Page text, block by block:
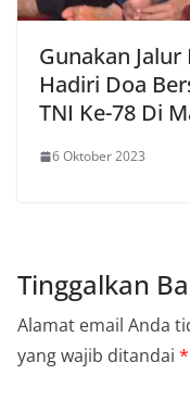
Gunakan
Hadiri Doa
TNI Ke-78 Di
6 Oktober 2023
Tinggalkan
Alamat email Anda
yang wajib ditandai *